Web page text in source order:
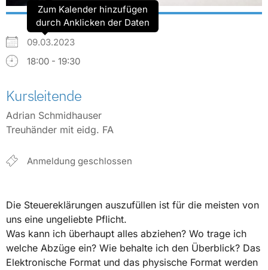
09.03.2023
Zum Kalender hinzufügen
durch Anklicken der Daten
18:00 - 19:30
Kursleitende
Adrian Schmidhauser
Treuhänder mit eidg. FA
Anmeldung geschlossen
Die Steuereklärungen auszufüllen ist für die meisten von
uns eine ungeliebte Pflicht.
Was kann ich überhaupt alles abziehen? Wo trage ich
welche Abzüge ein? Wie behalte ich den Überblick? Das
Elektronische Format und das physische Format werden